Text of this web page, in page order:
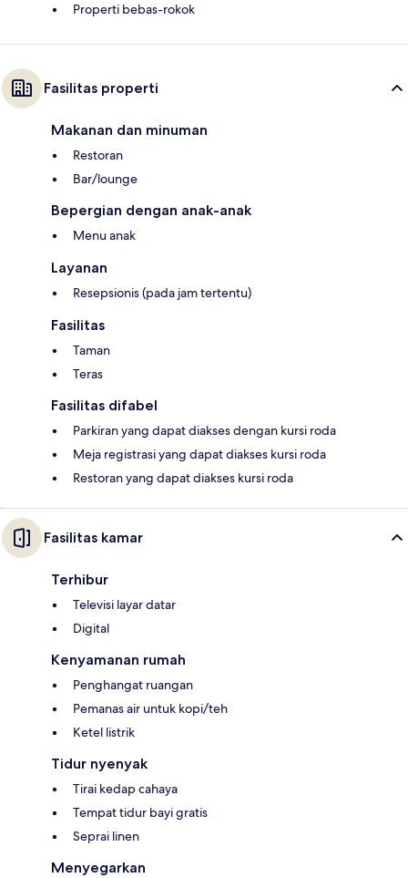
Properti bebas-rokok
Fasilitas properti
Makanan dan minuman
Restoran
Bar/lounge
Bepergian dengan anak-anak
Menu anak
Layanan
Resepsionis (pada jam tertentu)
Fasilitas
Taman
Teras
Fasilitas difabel
Parkiran yang dapat diakses dengan kursi roda
Meja registrasi yang dapat diakses kursi roda
Restoran yang dapat diakses kursi roda
Fasilitas kamar
Terhibur
Televisi layar datar
Digital
Kenyamanan rumah
Penghangat ruangan
Pemanas air untuk kopi/teh
Ketel listrik
Tidur nyenyak
Tirai kedap cahaya
Tempat tidur bayi gratis
Seprai linen
Menyegarkan